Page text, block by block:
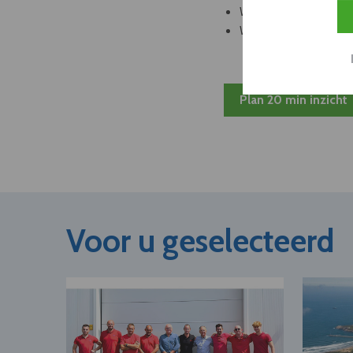
Welke bedrijven
Welke partners en
Plan 20 min inzicht
Voor u geselecteerd